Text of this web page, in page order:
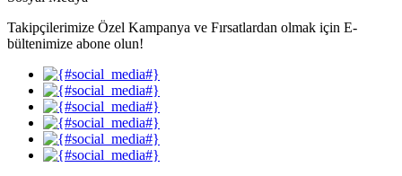
Takipçilerimize Özel Kampanya ve Fırsatlardan olmak için E-
bültenimize abone olun!